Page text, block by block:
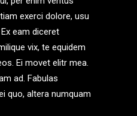
exerci dolore, usu
eam diceret
vix, te equidem
Ei movet elitr mea.
ad. Fabulas
quo, altera numquam